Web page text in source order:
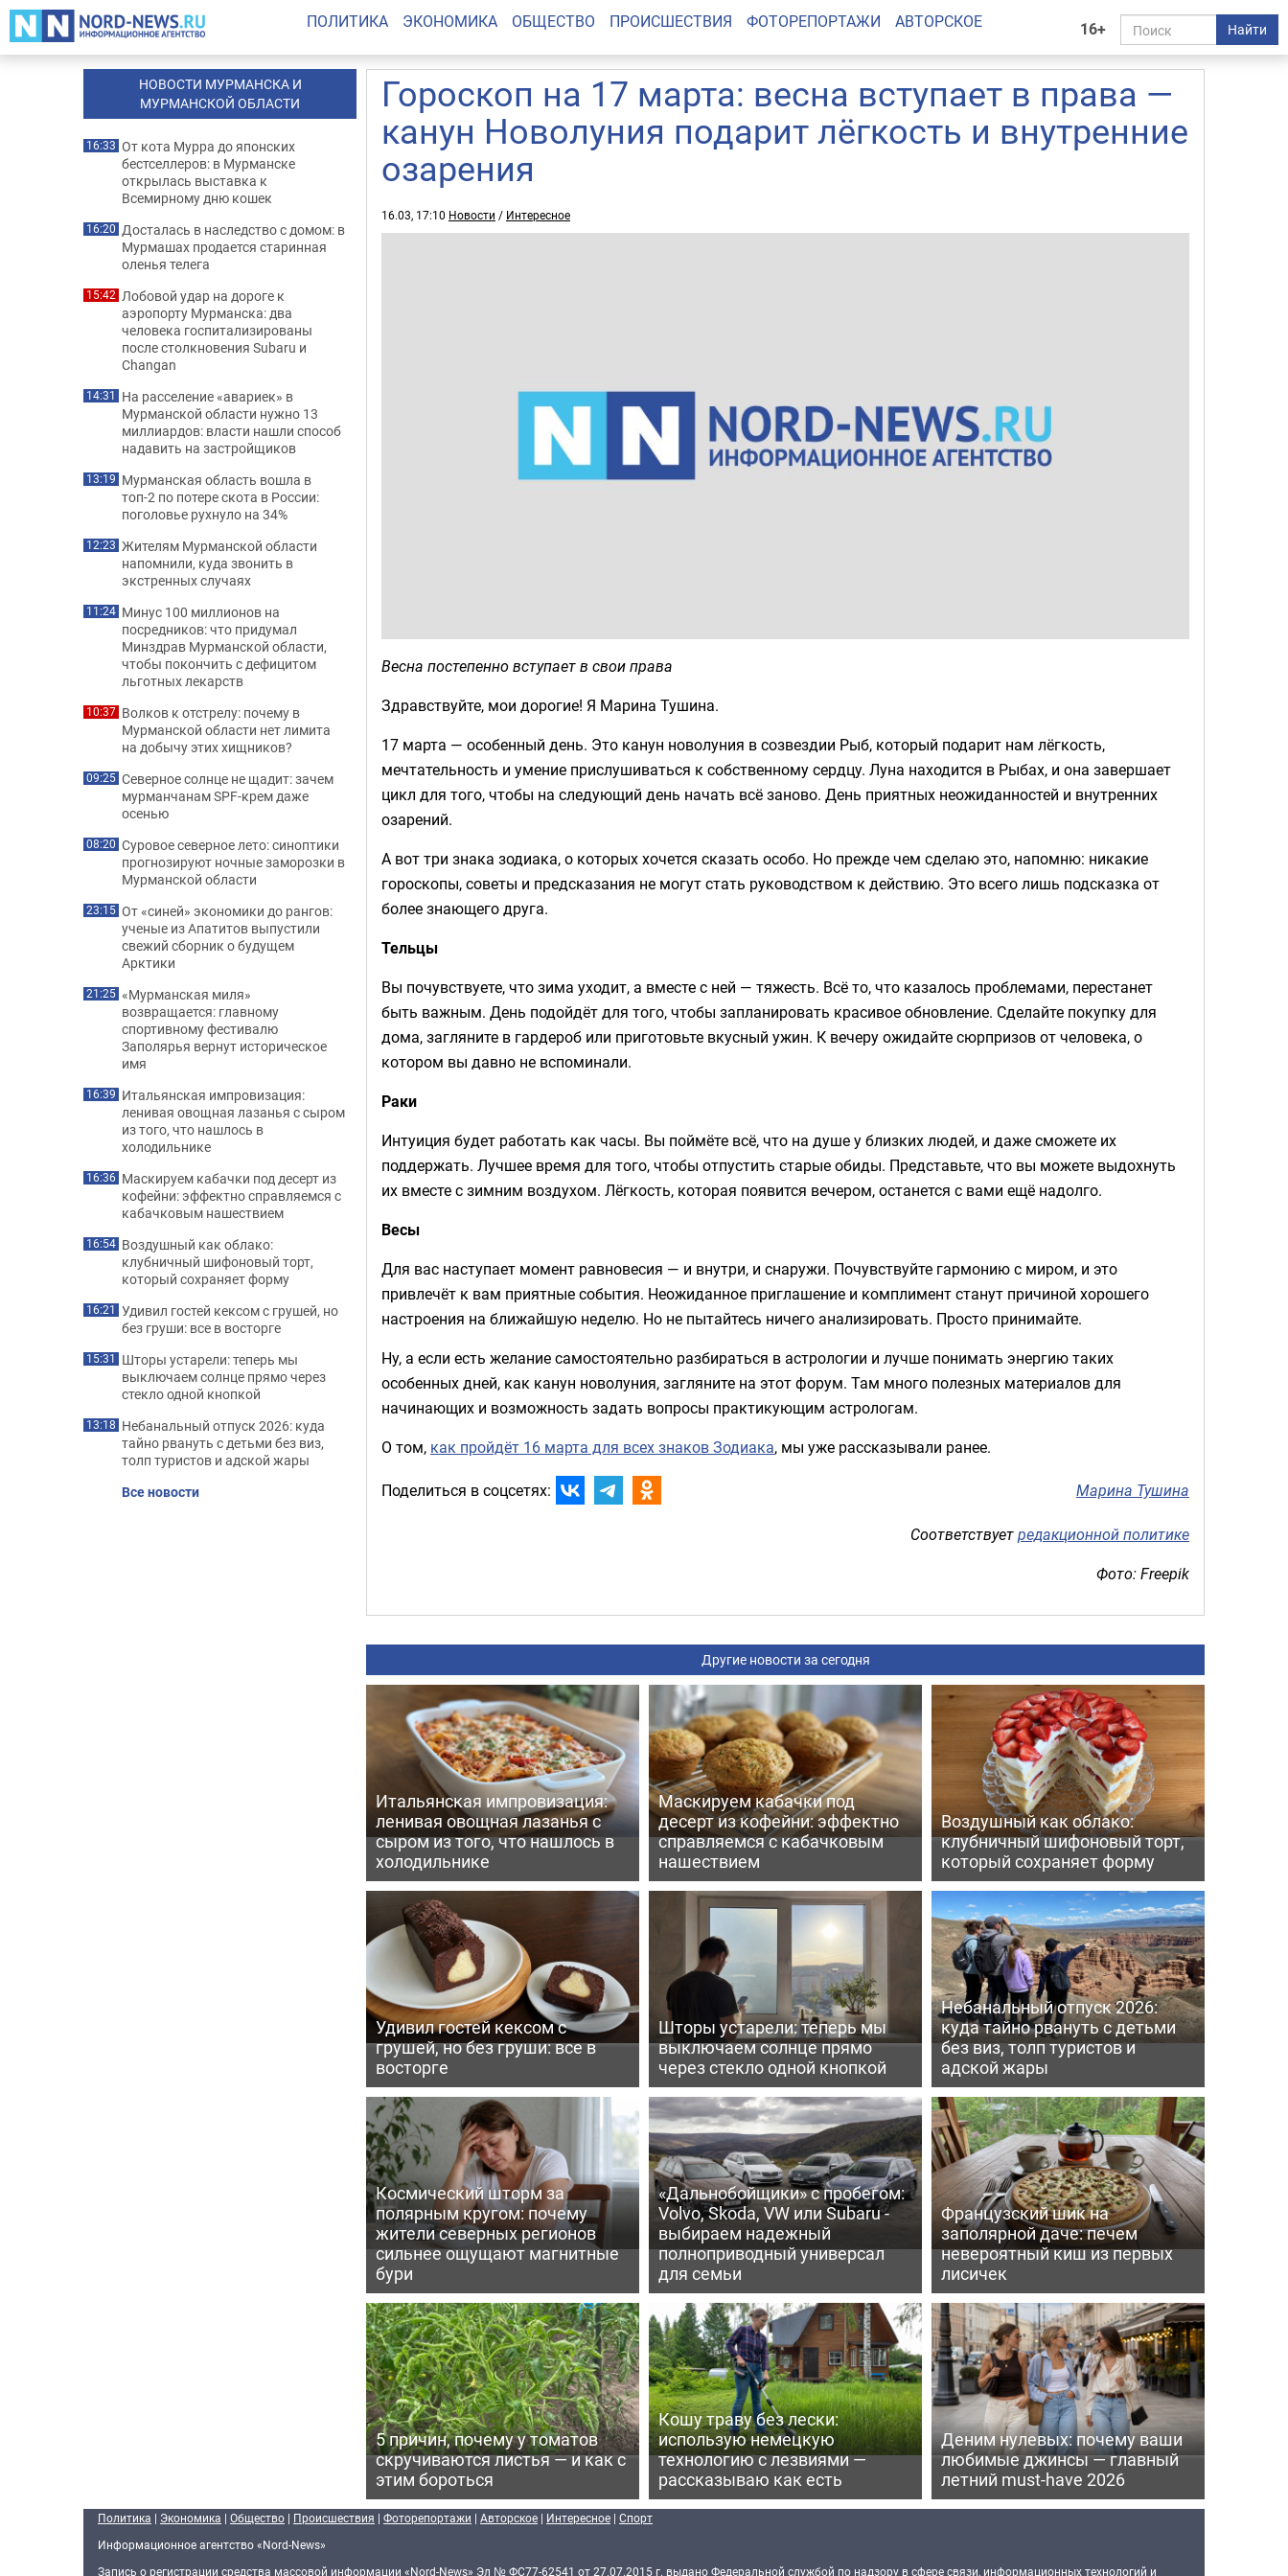
16+ Найти
ПОЛИТИКА ЭКОНОМИКА ОБЩЕСТВО ПРОИСШЕСТВИЯ ФОТОРЕПОРТАЖИ АВТОРСКОЕ
Гороскоп на 17 марта: весна вступает в права —
канун Новолуния подарит лёгкость и внутренние
озарения
16.03, 17:10 Новости / Интересное
Весна постепенно вступает в свои права
Здравствуйте, мои дорогие! Я Марина Тушина.
17 марта — особенный день. Это канун новолуния в созвездии Рыб, который подарит нам лёгкость,
мечтательность и умение прислушиваться к собственному сердцу. Луна находится в Рыбах, и она завершает
цикл для того, чтобы на следующий день начать всё заново. День приятных неожиданностей и внутренних
озарений.
А вот три знака зодиака, о которых хочется сказать особо. Но прежде чем сделаю это, напомню: никакие
гороскопы, советы и предсказания не могут стать руководством к действию. Это всего лишь подсказка от
более знающего друга.
Тельцы
Вы почувствуете, что зима уходит, а вместе с ней — тяжесть. Всё то, что казалось проблемами, перестанет
быть важным. День подойдёт для того, чтобы запланировать красивое обновление. Сделайте покупку для
дома, загляните в гардероб или приготовьте вкусный ужин. К вечеру ожидайте сюрпризов от человека, о
котором вы давно не вспоминали.
Раки
Интуиция будет работать как часы. Вы поймёте всё, что на душе у близких людей, и даже сможете их
поддержать. Лучшее время для того, чтобы отпустить старые обиды. Представьте, что вы можете выдохнуть
их вместе с зимним воздухом. Лёгкость, которая появится вечером, останется с вами ещё надолго.
Весы
Для вас наступает момент равновесия — и внутри, и снаружи. Почувствуйте гармонию с миром, и это
привлечёт к вам приятные события. Неожиданное приглашение и комплимент станут причиной хорошего
настроения на ближайшую неделю. Но не пытайтесь ничего анализировать. Просто принимайте.
Ну, а если есть желание самостоятельно разбираться в астрологии и лучше понимать энергию таких
особенных дней, как канун новолуния, загляните на этот форум. Там много полезных материалов для
начинающих и возможность задать вопросы практикующим астрологам.
О том, как пройдёт 16 марта для всех знаков Зодиака, мы уже рассказывали ранее.
Поделиться в соцсетях: Марина Тушина
Соответствуетредакционной политике
Фото: Freepik
Другие новости за сегодня
Итальянская импровизация:
ленивая овощная лазанья с
сыром из того, что нашлось в
холодильнике
Маскируем кабачки под
десерт из кофейни: эффектно
справляемся с кабачковым
нашествием
Воздушный как облако:
клубничный шифоновый торт,
который сохраняет форму
Удивил гостей кексом с
грушей, но без груши: все в
восторге
Шторы устарели: теперь мы
выключаем солнце прямо
через стекло одной кнопкой
Небанальный отпуск 2026:
куда тайно рвануть с детьми
без виз, толп туристов и
адской жары
Космический шторм за
полярным кругом: почему
жители северных регионов
сильнее ощущают магнитные
бури
«Дальнобойщики» с пробегом:
Volvo, Skoda, VW или Subaru -
выбираем надежный
полноприводный универсал
для семьи
Французский шик на
заполярной даче: печем
невероятный киш из первых
лисичек
5 причин, почему у томатов
скручиваются листья — и как с
этим бороться
Кошу траву без лески:
использую немецкую
технологию с лезвиями —
рассказываю как есть
Деним нулевых: почему ваши
любимые джинсы — главный
летний must-have 2026
НОВОСТИ МУРМАНСКА И
МУРМАНСКОЙ ОБЛАСТИ
16:33 От кота Мурра до японских
бестселлеров: в Мурманске
открылась выставка к
Всемирному дню кошек
16:20 Досталась в наследство с домом: в
Мурмашах продается старинная
оленья телега
15:42 Лобовой удар на дороге к
аэропорту Мурманска: два
человека госпитализированы
после столкновения Subaru и
Changan
14:31 На расселение «авариек» в
Мурманской области нужно 13
миллиардов: власти нашли способ
надавить на застройщиков
13:19 Мурманская область вошла в
топ-2 по потере скота в России:
поголовье рухнуло на 34%
12:23 Жителям Мурманской области
напомнили, куда звонить в
экстренных случаях
11:24 Минус 100 миллионов на
посредников: что придумал
Минздрав Мурманской области,
чтобы покончить с дефицитом
льготных лекарств
10:37 Волков к отстрелу: почему в
Мурманской области нет лимита
на добычу этих хищников?
09:25 Северное солнце не щадит: зачем
мурманчанам SPF-крем даже
осенью
08:20 Суровое северное лето: синоптики
прогнозируют ночные заморозки в
Мурманской области
23:15 От «синей» экономики до рангов:
ученые из Апатитов выпустили
свежий сборник о будущем
Арктики
21:25 «Мурманская миля»
возвращается: главному
спортивному фестивалю
Заполярья вернут историческое
имя
16:39 Итальянская импровизация:
ленивая овощная лазанья с сыром
из того, что нашлось в
холодильнике
16:36 Маскируем кабачки под десерт из
кофейни: эффектно справляемся с
кабачковым нашествием
16:54 Воздушный как облако:
клубничный шифоновый торт,
который сохраняет форму
16:21 Удивил гостей кексом с грушей, но
без груши: все в восторге
15:31 Шторы устарели: теперь мы
выключаем солнце прямо через
стекло одной кнопкой
13:18 Небанальный отпуск 2026: куда
тайно рвануть с детьми без виз,
толп туристов и адской жары
Все новости
Политика | Экономика | Общество | Происшествия | Фоторепортажи | Авторское | Интересное | Спорт
Информационное агентство «Nord-News»
Запись о регистрации средства массовой информации «Nord-News» Эл № ФС77-62541 от 27.07.2015 г. выдано Федеральной службой по надзору в сфере связи, информационных технологий и